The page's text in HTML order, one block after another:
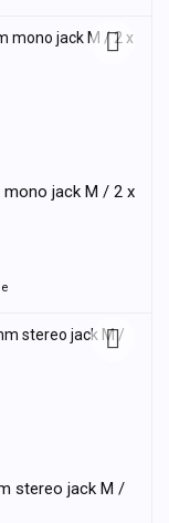
mono jack M / 2 x
stereo jack M /